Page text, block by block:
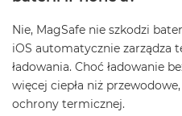
c
B
o
o
k
A
i
Nie, MagSafe nie szkodzi
iOS automatycznie zarządza
ładowania. Choć ładowanie
więcej ciepła niż
ochrony termicznej.